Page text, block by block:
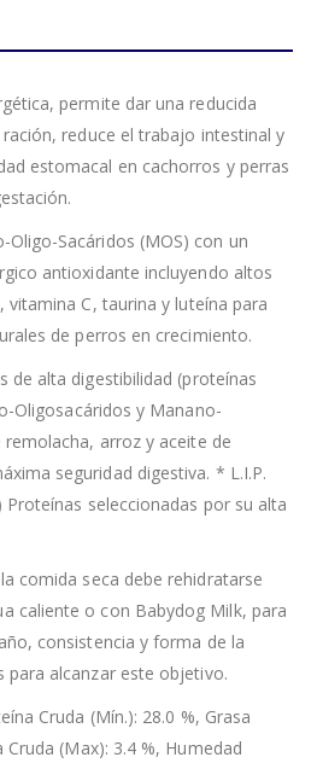
permite dar una reducida
reduce el trabajo intestinal y
estomacal en cachorros y perras
Sacáridos (MOS) con un
antioxidante incluyendo altos
vitamina C, taurina y luteína para
de perros en crecimiento.
de alta digestibilidad (proteínas
Oligosacáridos y Manano-
arroz y aceite de
seguridad digestiva. * L.I.P.
seleccionadas por su alta
comida seca debe rehidratarse
caliente o con Babydog Milk, para
consistencia y forma de la
para alcanzar este objetivo.
Cruda (Mín.): 28.0 %, Grasa
Cruda (Max): 3.4 %, Humedad